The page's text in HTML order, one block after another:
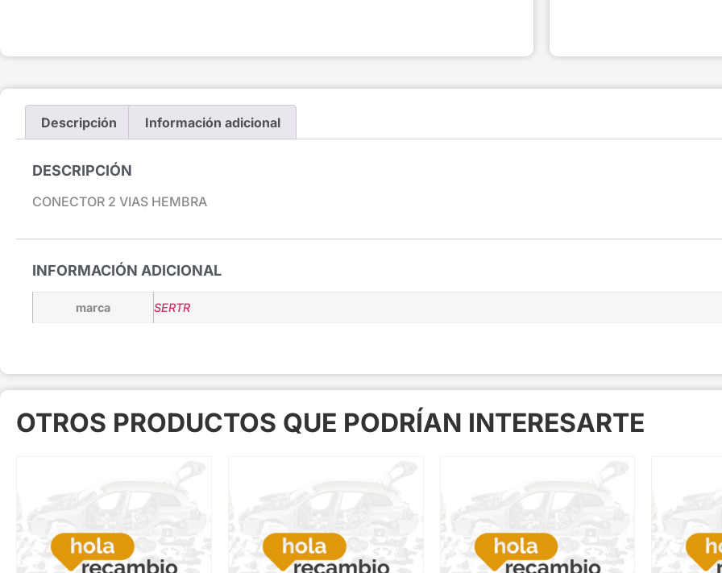
Descripción Información adicional
DESCRIPCIÓN
CONECTOR 2 VIAS HEMBRA
INFORMACIÓN ADICIONAL
marca SERTR
OTROS PRODUCTOS QUE PODRÍAN INTERESARTE